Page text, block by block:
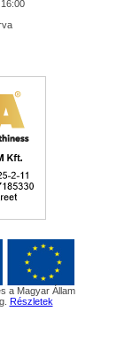
a Magyar Állam
Részletek